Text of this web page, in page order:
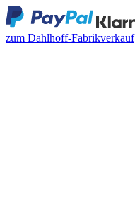
zum Dahlhoff-Fabrikverkauf